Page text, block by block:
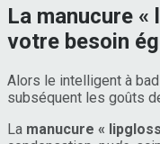
La manucure «
votre besoin
Alors le intelligent à
subséquent les goûts
La manucure «